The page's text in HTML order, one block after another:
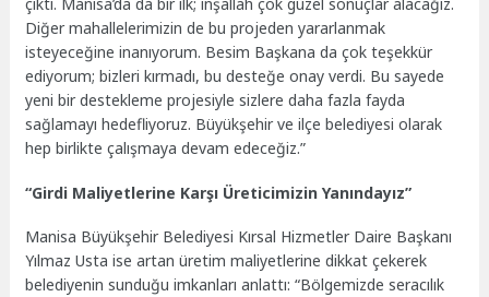
Diğer mahallelerimizin de bu projeden yararlanmak
isteyeceğine inanıyorum. Besim Başkana da çok teşekkür
ediyorum; bizleri kırmadı, bu desteğe onay verdi. Bu sayede
yeni bir destekleme projesiyle sizlere daha fazla fayda
sağlamayı hedefliyoruz. Büyükşehir ve ilçe belediyesi olarak
hep birlikte çalışmaya devam edeceğiz.”
“Girdi Maliyetlerine Karşı Üreticimizin Yanındayız”
Manisa Büyükşehir Belediyesi Kırsal Hizmetler Daire Başkanı
Yılmaz Usta ise artan üretim maliyetlerine dikkat çekerek
belediyenin sunduğu imkanları anlattı: “Bölgemizde seracılık